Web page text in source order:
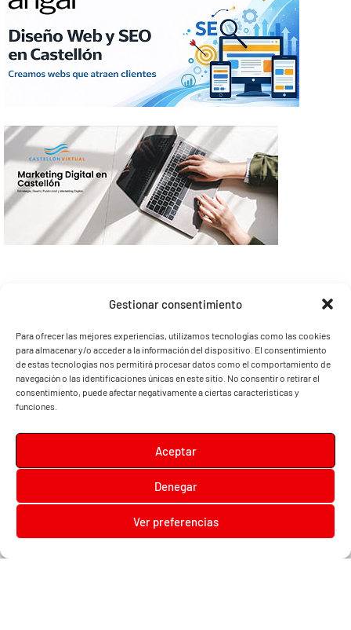
Gestionar consentimiento
Para ofrecer las mejores experiencias, utilizamos tecnologías como las cookies
para almacenar y/o acceder a la información del dispositivo. El consentimiento
de estas tecnologías nos permitirá procesar datos como el comportamiento de
navegación o las identificaciones únicas en este sitio. No consentir o retirar el
consentimiento, puede afectar negativamente a ciertas características y
funciones.
Aceptar
Denegar
Ver preferencias
Diari la Terreta
, un diario digital en el que podrás encontrar noticias de toda la